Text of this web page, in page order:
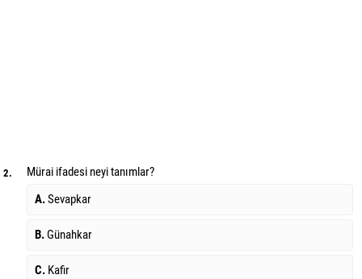
2.
Mürai ifadesi neyi tanımlar?
A.Sevapkar
B.Günahkar
C. Kafir